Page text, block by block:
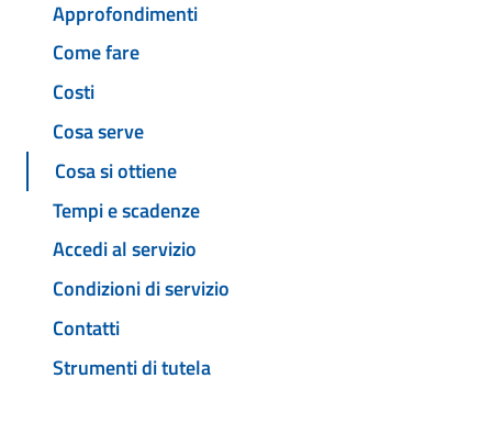
Approfondimenti
Come fare
Costi
Cosa serve
Cosa si ottiene
Tempi e scadenze
Accedi al servizio
Condizioni di servizio
Contatti
Strumenti di tutela